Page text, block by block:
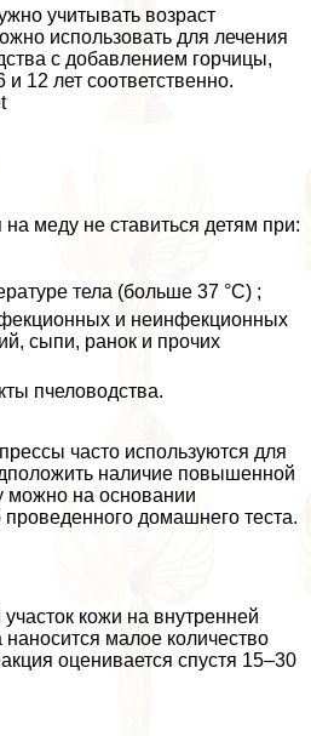
учитывать возраст
использовать для лечения
с добавлением горчицы,
и 12 лет соответственно.
меду не ставиться детям при:
тела (больше 37 °С) ;
и неинфекционных
сыпи, ранок и прочих
пчеловодства.
часто используются для
наличие повышенной
можно на основании
проведенного домашнего теста.
кожи на внутренней
наносится малое количество
оценивается спустя 15–30